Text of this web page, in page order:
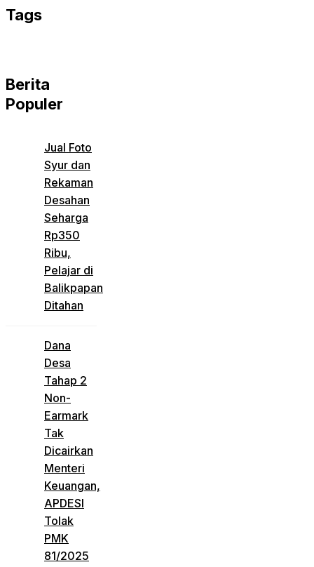
Tags
Berita
Populer
Jual Foto
Syur dan
Rekaman
Desahan
Seharga
Rp350
Ribu,
Pelajar di
Balikpapan
Ditahan
Dana
Desa
Tahap 2
Non-
Earmark
Tak
Dicairkan
Menteri
Keuangan,
APDESI
Tolak
PMK
81/2025